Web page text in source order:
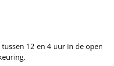
12 en 4 uur in de open